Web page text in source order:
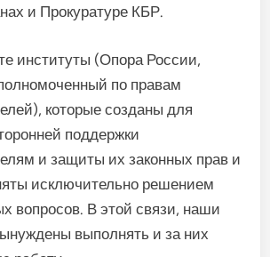
и Прокуратуре КБР.
институты (Опора России,
по правам
которые созданы для
поддержки
и защиты их законных прав и
исключительно решением
вопросов. В этой связи, наши
выполнять и за них